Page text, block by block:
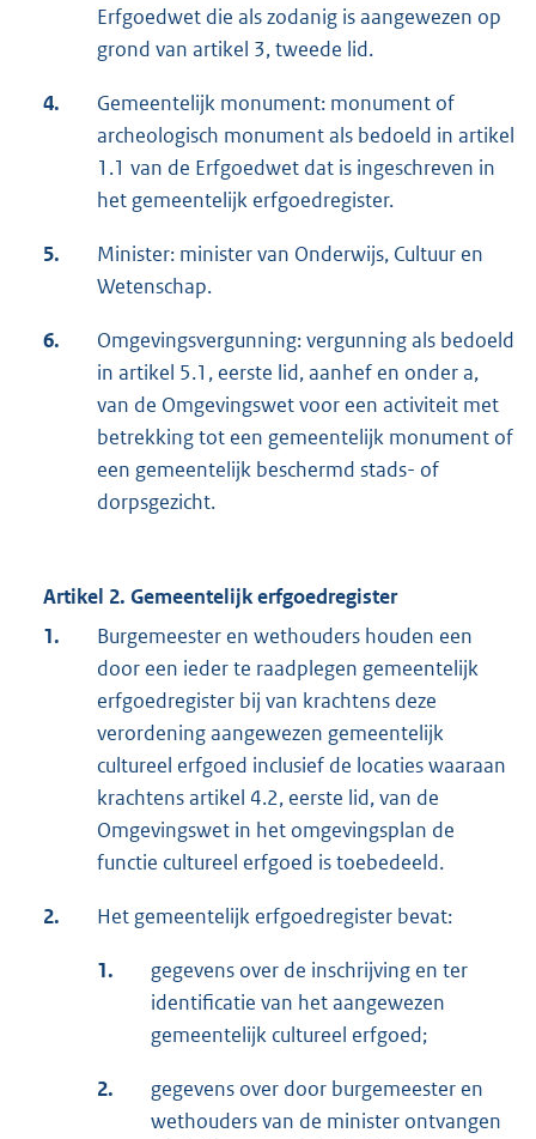
Erfgoedwet die als zodanig is aangewezen op
grond van artikel 3, tweede lid.
4.
Gemeentelijk monument: monument of
archeologisch monument als bedoeld in artikel
1.1 van de Erfgoedwet dat is ingeschreven in
het gemeentelijk erfgoedregister.
5.
Minister: minister van Onderwijs, Cultuur en
Wetenschap.
6.
Omgevingsvergunning: vergunning als bedoeld
in artikel 5.1, eerste lid, aanhef en onder a,
van de Omgevingswet voor een activiteit met
betrekking tot een gemeentelijk monument of
een gemeentelijk beschermd stads- of
dorpsgezicht.
Artikel 2. Gemeentelijk erfgoedregister
1.
Burgemeester en wethouders houden een
door een ieder te raadplegen gemeentelijk
erfgoedregister bij van krachtens deze
verordening aangewezen gemeentelijk
cultureel erfgoed inclusief de locaties waaraan
krachtens artikel 4.2, eerste lid, van de
Omgevingswet in het omgevingsplan de
functie cultureel erfgoed is toebedeeld.
2. Het gemeentelijk erfgoedregister bevat:
1.
gegevens over de inschrijving en ter
identificatie van het aangewezen
gemeentelijk cultureel erfgoed;
2.
gegevens over door burgemeester en
wethouders van de minister ontvangen